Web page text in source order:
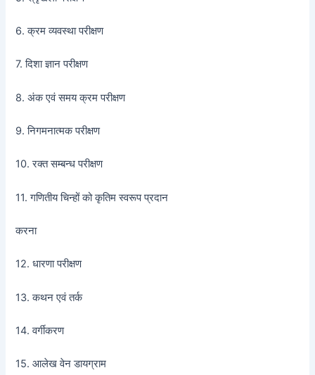
6. क्रम व्यवस्था परीक्षण
7. दिशा ज्ञान परीक्षण
8. अंक एवं समय क्रम परीक्षण
9. निगमनात्मक परीक्षण
10. रक्त सम्बन्ध परीक्षण
11. गणितीय चिन्हों को कृतिम स्वरूप प्रदान
करना
12. धारणा परीक्षण
13. कथन एवं तर्क
14. वर्गीकरण
15. आलेख वेन डायग्राम